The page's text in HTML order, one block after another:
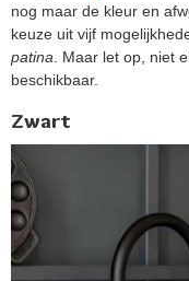
nog maar de kleur en
keuze uit vijf
patina . Maar let op, niet
beschikbaar.
Zwart